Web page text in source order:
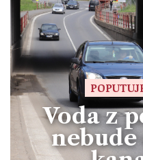
Voda z